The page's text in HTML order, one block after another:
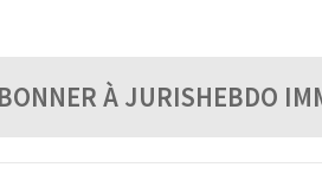
À JURISHEBDO